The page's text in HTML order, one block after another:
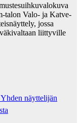
talon Valo- ja Katve-
jossa
liittyville
näyttelijän